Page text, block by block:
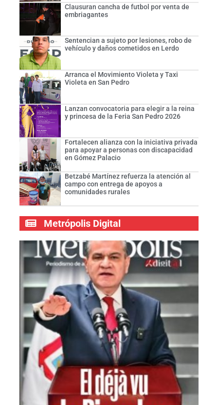
Clausuran cancha de futbol por venta de
embriagantes
Sentencian a sujeto por lesiones, robo de
vehículo y daños cometidos en Lerdo
Arranca el Movimiento Violeta y Taxi
Violeta en San Pedro
Lanzan convocatoria para elegir a la reina
y princesa de la Feria San Pedro 2026
Fortalecen alianza con la iniciativa privada
para apoyar a personas con discapacidad
en Gómez Palacio
Betzabé Martínez refuerza la atención al
campo con entrega de apoyos a
comunidades rurales
Metrópolis Digital